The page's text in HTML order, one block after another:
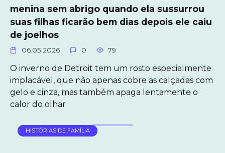
menina sem abrigo quando ela sussurrou
suas filhas ficarão bem dias depois ele caiu
de joelhos
06.05.2026 0 79
O inverno de Detroit tem um rosto especialmente
implacável, que não apenas cobre as calçadas com
gelo e cinza, mas também apaga lentamente o
calor do olhar
HISTÓRIAS DE FAMÍLIA